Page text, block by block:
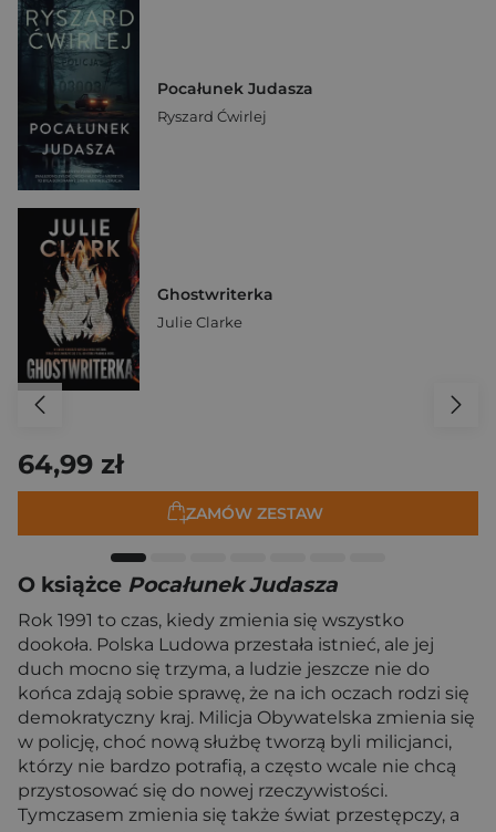
Pocałunek Judasza
Ryszard Ćwirlej
Ghostwriterka
Julie Clarke
64,99 zł
ZAMÓW ZESTAW
O książce Pocałunek Judasza
Rok 1991 to czas, kiedy zmienia się wszystko
dookoła. Polska Ludowa przestała istnieć, ale jej
duch mocno się trzyma, a ludzie jeszcze nie do
końca zdają sobie sprawę, że na ich oczach rodzi się
demokratyczny kraj. Milicja Obywatelska zmienia się
w policję, choć nową służbę tworzą byli milicjanci,
którzy nie bardzo potrafią, a często wcale nie chcą
przystosować się do nowej rzeczywistości.
Tymczasem zmienia się także świat przestępczy, a